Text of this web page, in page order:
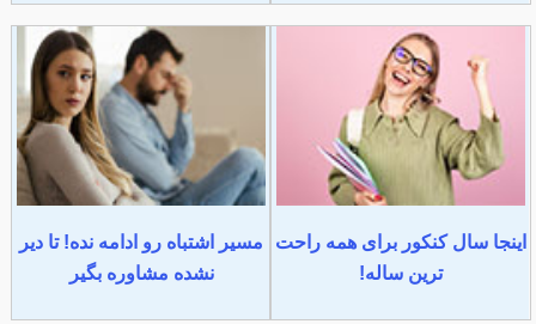
اینجا سال کنکور برای همه راحت
ترین ساله!
مسیر اشتباه رو ادامه نده! تا دیر
نشده مشاوره بگیر